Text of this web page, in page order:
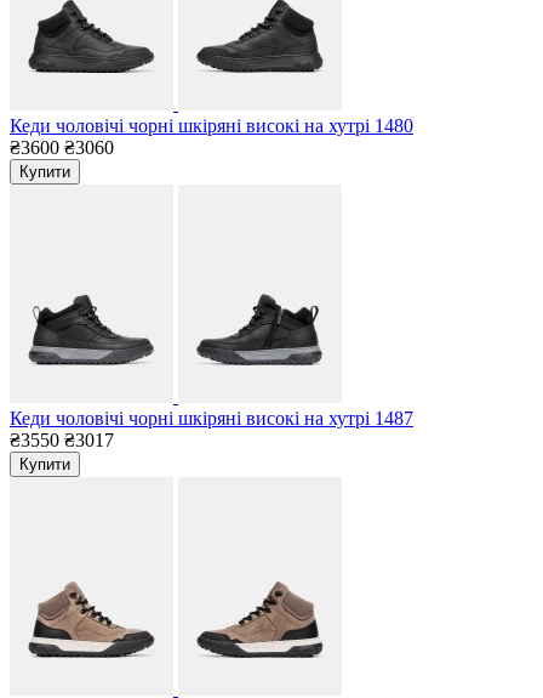
Кеди чоловічі чорні шкіряні високі на хутрі 1480
₴3600 ₴3060
Купити
Кеди чоловічі чорні шкіряні високі на хутрі 1487
₴3550 ₴3017
Купити